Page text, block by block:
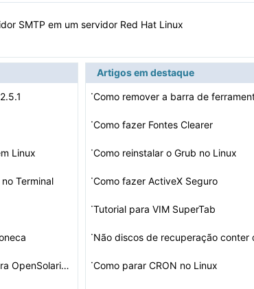
SMTP em um servidor Red Hat Linux
Linux
Terminal
Como adicionar uma partição NTFS para OpenSolaris ZFS…
Artigos em destaque
·Como remover a barra de
·Como fazer Fontes Clearer
·Como reinstalar o Grub no Linux
·Como fazer ActiveX Seguro
·Tutorial para VIM SuperTab
·
·Como parar CRON no Linux